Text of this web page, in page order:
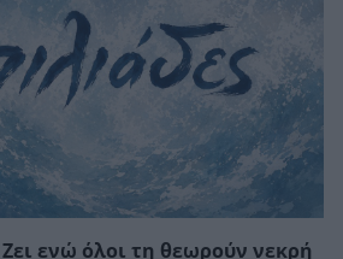
ενώ όλοι τη θεωρούν νεκρή